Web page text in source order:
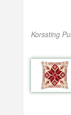
Korssting